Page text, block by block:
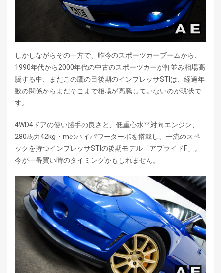
しかしながらその一方で、昨今のスポーツカーブームから、
1990年代から2000年代の中古のスポーツカーが軒並み相場高
騰する中、まだこの鷹の目後期のインプレッサSTIは、経過年
数の関係からまだそこまで相場が高騰していないのが現状で
す。
4WD4ドアの使い勝手の良さと、低重心水平対向エンジン、
280馬力42kg・mのハイパワーターボを搭載し、一流のスペ
ックを持つインプレッサSTIの後期モデル「アプライドF」。
今が一番買い時のタイミングかもしれません。